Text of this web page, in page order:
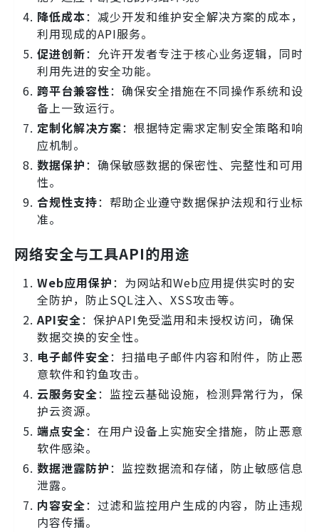
降低成本：减少开发和维护安全解决方案的成本，
利用现成的API服务。
促进创新：允许开发者专注于核心业务逻辑，同时
利用先进的安全功能。
跨平台兼容性：确保安全措施在不同操作系统和设
备上一致运行。
定制化解决方案：根据特定需求定制安全策略和响
应机制。
数据保护：确保敏感数据的保密性、完整性和可用
性。
合规性支持：帮助企业遵守数据保护法规和行业标
准。
网络安全与工具API的用途
Web应用保护：为网站和Web应用提供实时的安
全防护，防止SQL注入、XSS攻击等。
API安全：保护API免受滥用和未授权访问，确保
数据交换的安全性。
电子邮件安全：扫描电子邮件内容和附件，防止恶
意软件和钓鱼攻击。
云服务安全：监控云基础设施，检测异常行为，保
护云资源。
端点安全：在用户设备上实施安全措施，防止恶意
软件感染。
数据泄露防护：监控数据流和存储，防止敏感信息
泄露。
内容安全：过滤和监控用户生成的内容，防止违规
内容传播。